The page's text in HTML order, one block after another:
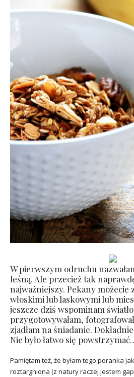
W pierwszym odruchu
leśną. Ale przecież tak
najważniejszy. Pekany możecie
włoskimi lub laskowymi lub
jeszcze dziś wspominam
przygotowywałam,
zjadłam na śniadanie.
Nie było łatwo się
Pamiętam też, że byłam tego poranka
roztargniona (z natury raczej jestem